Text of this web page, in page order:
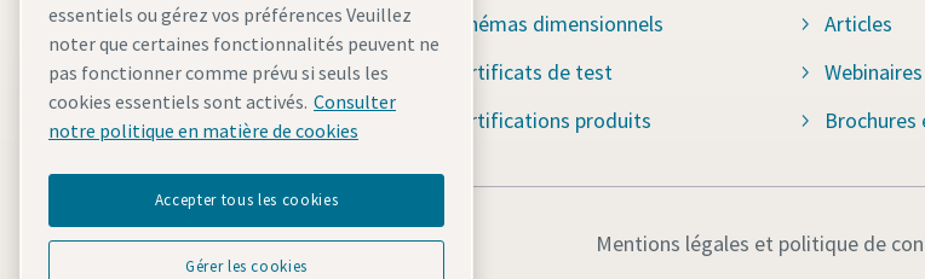
Industrial Technique
Industries
Carrières
Schémas dimensionnels
Certificats de test
Certifications produits
Articles
Webinaires
Mentions légales et politique de
essentiels ou gérez vos préférences Veuillez
noter que certaines fonctionnalités peuvent ne
pas fonctionner comme prévu si seuls les
cookies essentiels sont activés. Consulter
notre politique en matière de cookies
Accepter tous les cookies
Gérer les cookies